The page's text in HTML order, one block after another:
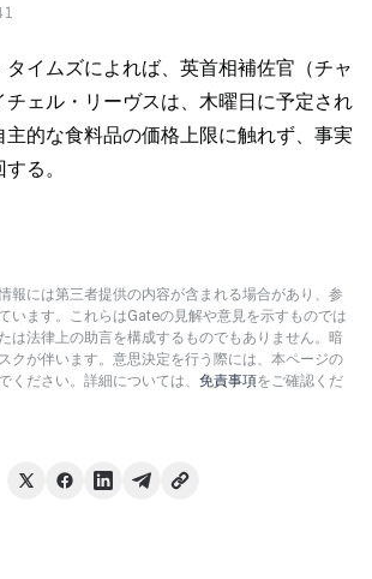
イムズによれば、英首相補佐官（チャ
チェル・リーヴスは、木曜日に予定され
的な食料品の価格上限に触れず、事実
る。
報には第三者提供の内容が含まれる場合があり、参
います。これらはGateの見解や意見を示すものでは
は法律上の助言を構成するものでもありません。暗
クが伴います。意思決定を行う際には、本ページの
ください。詳細については、 免責事項をご確認くだ